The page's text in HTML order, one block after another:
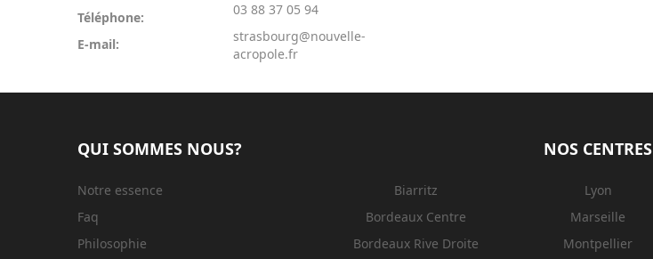
Téléphone:
03 88 37 05 94
E-mail:
strasbourg@nouvelle-
acropole.fr
QUI SOMMES NOUS?
Notre essence
Faq
Philosophie
NOS CENTRES
Biarritz
Bordeaux Centre
Bordeaux Rive Droite
Lyon
Marseille
Montpellier